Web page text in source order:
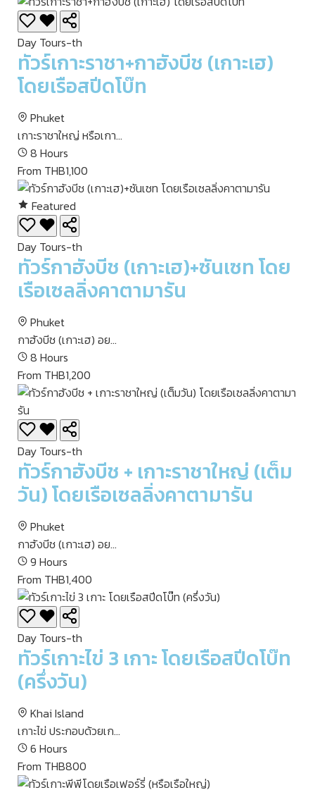
Day Tours-th
ทัวร์เกาะราชา+กาฮังบีช (เกาะเฮ)
โดยเรือสปีดโบ๊ท
Phuket
เกาะราชาใหญ่ หรือเกา...
8 Hours
From THB1,100
Featured
Day Tours-th
ทัวร์กาฮังบีช (เกาะเฮ)+ซันเซท โดย
เรือเซลลิ่งคาตามารัน
Phuket
กาฮังบีช (เกาะเฮ) อย...
8 Hours
From THB1,200
Day Tours-th
ทัวร์กาฮังบีช + เกาะราชาใหญ่ (เต็ม
วัน) โดยเรือเซลลิ่งคาตามารัน
Phuket
กาฮังบีช (เกาะเฮ) อย...
9 Hours
From THB1,400
Day Tours-th
ทัวร์เกาะไข่ 3 เกาะ โดยเรือสปีดโบ๊ท
(ครึ่งวัน)
Khai Island
เกาะไข่ ประกอบด้วยเก...
6 Hours
From THB800